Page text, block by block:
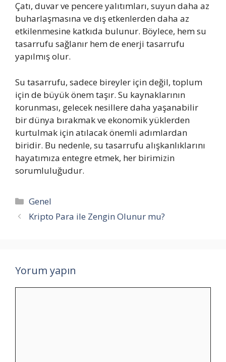
Çatı, duvar ve pencere yalıtımları, suyun daha az
buharlaşmasına ve dış etkenlerden daha az
etkilenmesine katkıda bulunur. Böylece, hem su
tasarrufu sağlanır hem de enerji tasarrufu
yapılmış olur.
Su tasarrufu, sadece bireyler için değil, toplum
için de büyük önem taşır. Su kaynaklarının
korunması, gelecek nesillere daha yaşanabilir
bir dünya bırakmak ve ekonomik yüklerden
kurtulmak için atılacak önemli adımlardan
biridir. Bu nedenle, su tasarrufu alışkanlıklarını
hayatımıza entegre etmek, her birimizin
sorumluluğudur.
Kategoriler
Genel
Kripto Para ile Zengin Olunur mu?
Yorum yapın